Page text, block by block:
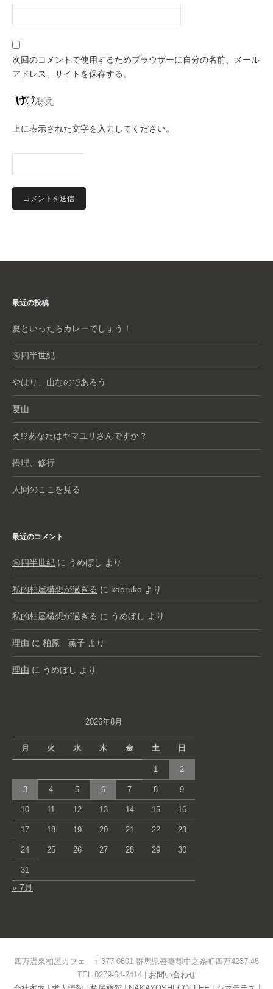
次回のコメントで使用するためブラウザーに自分の名前、メール
アドレス、サイトを保存する。
上に表示された文字を入力してください。
最近の投稿
夏といったらカレーでしょう！
㊗️四半世紀
やはり、山なのであろう
夏山
え!?あなたはヤマユリさんですか？
摂理、修行
人間のここを見る
最近のコメント
㊗️四半世紀 に うめぼし より
私的柏屋構想が過ぎる に kaoruko より
私的柏屋構想が過ぎる に うめぼし より
理由 に 柏原 薫子 より
理由 に うめぼし より
2026年8月
月 火 水 木 金 土 日
1 2
3 4 5 6 7 8 9
10 11 12 13 14 15 16
17 18 19 20 21 22 23
24 25 26 27 28 29 30
31
« 7月
四万温泉柏屋カフェ 〒377-0601 群馬県吾妻郡中之条町四万4237-45
TEL 0279-64-2414 | お問い合わせ